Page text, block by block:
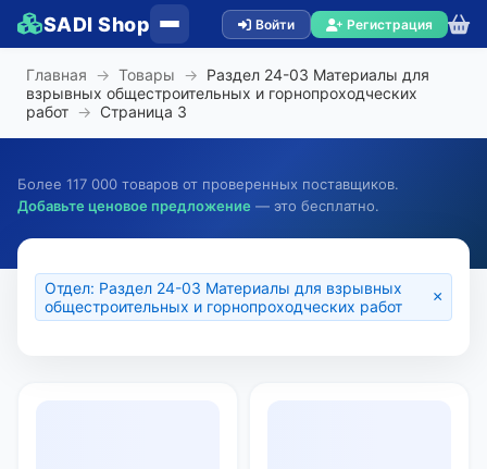
SADI Shop Войти Регистрация
Главная → Товары → Раздел 24-03 Материалы для
взрывных общестроительных и горнопроходческих
работ → Страница 3
Более 117 000 товаров от проверенных поставщиков.
Добавьте ценовое предложение — это бесплатно.
Отдел: Раздел 24-03 Материалы для взрывных
общестроительных и горнопроходческих работ
×